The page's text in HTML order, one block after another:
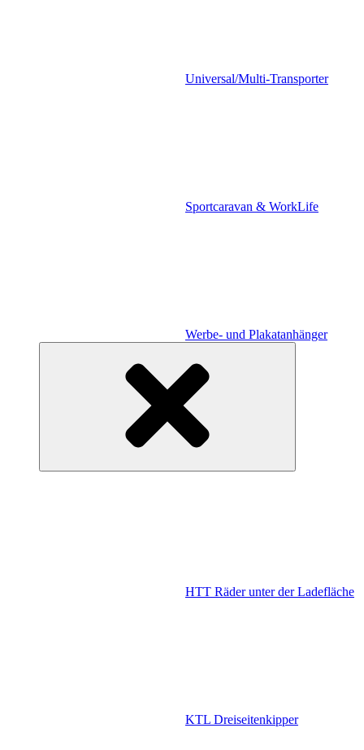
Universal/Multi-Transporter
Sportcaravan & WorkLife
Werbe- und Plakatanhänger
HTT Räder unter der Ladefläche
KTL Dreiseitenkipper